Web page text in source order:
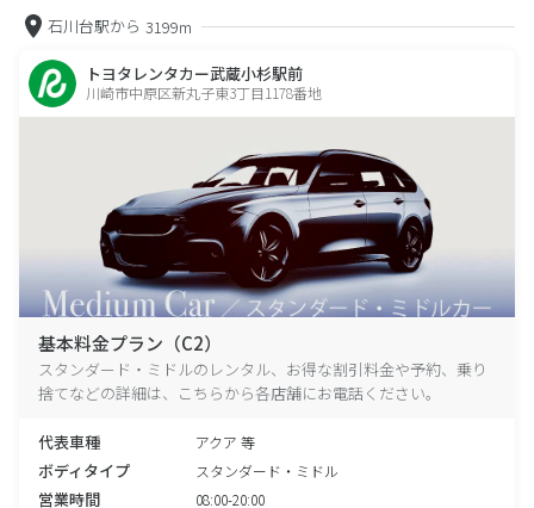
石川台駅から 3199m
トヨタレンタカー武蔵小杉駅前
川崎市中原区新丸子東3丁目1178番地
基本料金プラン（C2）
スタンダード・ミドルのレンタル、お得な割引料金や予約、乗り
捨てなどの詳細は、こちらから各店舗にお電話ください。
代表車種 アクア 等
ボディタイプ スタンダード・ミドル
営業時間 08:00-20:00